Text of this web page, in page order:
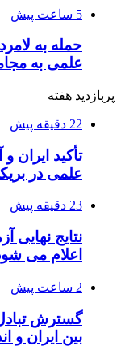
5 ساعت پیش
حمله به
علمی به
پربازدید هفته
22 دقیقه پیش
تأکید ایران
علمی در
23 دقیقه پیش
اعلام می
2 ساعت پیش
گسترش
بین ایران و